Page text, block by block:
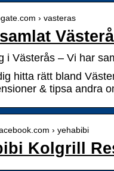
› vasteras
i Västerås – Vi har
hitta rätt bland
& tipsa andra
› yehabibi
Kolgrill